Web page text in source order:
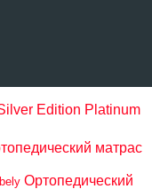
Edition Platinum
матрас
Ортопедический